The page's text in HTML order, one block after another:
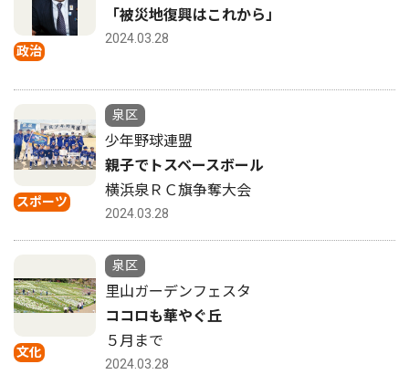
政治
「被災地復興はこれから」
2024.03.28
スポーツ
泉区
少年野球連盟
親子でトスベースボール
横浜泉ＲＣ旗争奪大会
2024.03.28
文化
泉区
里山ガーデンフェスタ
ココロも華やぐ丘
５月まで
2024.03.28